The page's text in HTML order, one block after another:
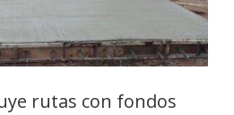
rutas con fondos